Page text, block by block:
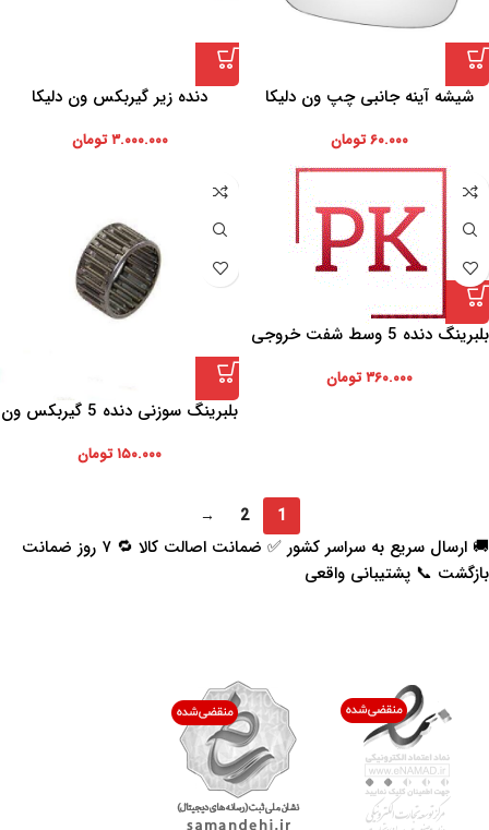
شیشه آینه جانبی چپ ون دلیکا
۶۰.۰۰۰تومان
دنده زیر گیربکس ون دلیکا
۳.۰۰۰.۰۰۰ تومان
بلبرینگ دنده 5 وسط شفت خروجی
۳۶۰.۰۰۰تومان
بلبرینگ سوزنی دنده 5 گیربکس ون
۱۵۰.۰۰۰تومان
1
2
→
🚚 ارسال سریع به سراسر کشور ✅ ضمانت اصالت کالا 🔁 ۷ روز ضمانت
بازگشت 📞 پشتیبانی واقعی